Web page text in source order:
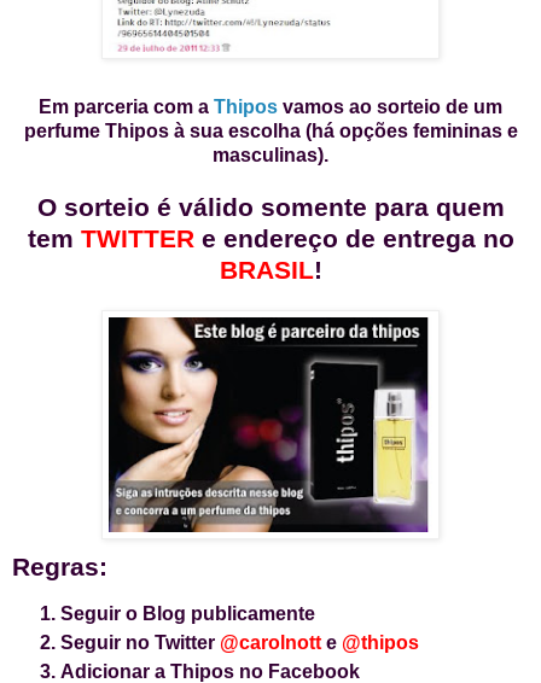
Em parceria com a Thipos vamos ao sorteio de um
perfume Thipos à sua escolha (há opções femininas e
masculinas).
O sorteio é válido somente para quem
tem TWITTER e endereço de entrega no
BRASIL!
Regras:
Seguir o Blog publicamente
Seguir no Twitter @carolnott e @thipos
Adicionar a Thipos no Facebook